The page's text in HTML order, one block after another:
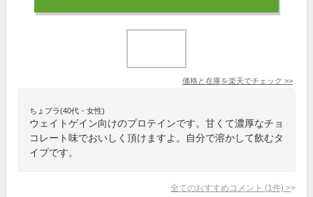
価格と在庫を楽天でチェック >>
ちょプラ(40代・女性)
ウェイトゲイン向けのプロテインです。甘くて濃厚なチョ
コレート味でおいしく頂けますよ。自分で溶かして飲むタ
イプです。
全てのおすすめコメント (1 件) >